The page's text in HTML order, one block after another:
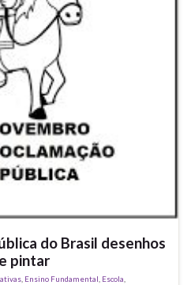
do Brasil desenhos
pintar
Ensino Fundamental Escola